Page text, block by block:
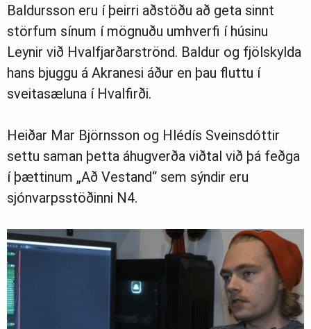
Greinasafn
Ljósmyndasafn
Baldursson eru í þeirri aðstöðu að geta sinnt
störfum sínum í mögnuðu umhverfi í húsinu
Leynir við Hvalfjarðarströnd. Baldur og fjölskylda
hans bjuggu á Akranesi áður en þau fluttu í
sveitasæluna í Hvalfirði.
Heiðar Mar Björnsson og Hlédís Sveinsdóttir
settu saman þetta áhugverða viðtal við þá feðga
í þættinum „Að Vestand“ sem sýndir eru
sjónvarpsstöðinni N4.